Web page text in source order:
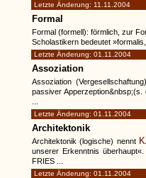
Letzte Änderung: 11.11.2004
Formal
Formal (formell): förmlich, zur
Scholastikern bedeutet
Letzte Änderung: 01.11.2004
Assoziation
Assoziation
passiver
Letzte Änderung: 01.11.2004
Architektonik
Architektonik (logische) nennt
unserer Erkenntnis
FRIES ...
Letzte Änderung: 01.11.2004